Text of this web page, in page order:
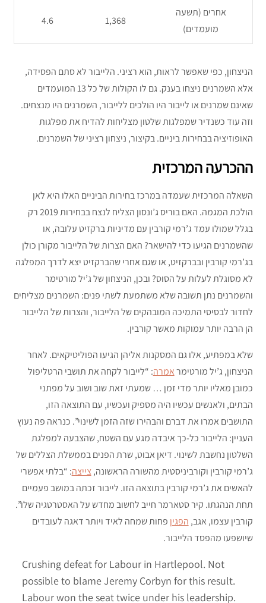
אחרים (תשעה
מועמדים)
1,368
4.6
הניצחון, כפי שאפשר לראות, הוא רציני. הלייבור לא סתם הפסידה,
אלא השמרנים ניצחו בענק. גם לו הקולות של כל 13 המועמדים
שאינם שמרנים או לייבור היו הולכים ללייבור, השמרנים היו מנצחים.
וזה עוד כשנדיר שמפלגות שלטון מצליחות להדיח את מפלגות
האופוזיציה בבחירות ביניים. בקיצור, ניצחון רציני של השמרנים.
ההכרעה המרכזית
השאלה המרכזית שעמדה במרכז בחירות הביניים האלו היא לאן
הולכת המגמה. האם בוריס ג’ונסון הצליח לנצח בבחירות 2019 רק
בגלל שמולו עמד ג’רמי קורבין עם מדיניות ברקזיט עלובה, או
שהשמרנים הגיעו כדי להישאר? האם הצרות של הלייבור מקורן כולן
בג’רמי קורבין ובברקזיט, או שגם אחרי שהברקזיט יצא לדרך המפלגה
לא מסוגלת לעלות על הסוס? ובכן, הניצחון של ג’יל מורטימר
והשמרנים נתן תשובה שלא משתמעת לשתי פנים: השמרנים מצליחים
לחדור לבסיסי התמיכה המובהקים של הלייבור, והצרות של הלייבור
הן הרבה יותר עמוקות מאשר קורבין.
שלא במפתיע, אלו גם המסקנות אליהן הגיעו הפוליטיקאים. לאחר
הניצחון, ג’יל מורטימראמרה: “לייבור לקחה את תושבי הרטליפול
כמובן מאליו יותר מדי זמן … שמעתי זאת שוב ושוב על מפתני
הבתים, ולאנשים עכשיו היה מספיק ועכשיו, עם התוצאה הזו,
התושבים אמרו את דברם והבהירו שזה הזמן לשינוי”. כנראה פה נעוץ
העניין: הלייבור כל-כך איבדה מגע עם השטח, שהצבעה למפלגת
השלטון נחשבת לשינוי. דיאן אבוט, שרת הפנים בממשלת הצללים של
ג’רמי קורבין וקורביניסטית מהשורה הראשונה,צייצה: “בלתי אפשרי
להאשים את ג’רמי קורבין בתוצאה הזו. לייבור זכתה במושב פעמיים
תחת הנהגתו. קיר סטארמר חייב לחשוב מחדש על האסטרטגיה שלו”.
קורבין עצמו, אגב, הפגין פחות שמחה לאיד ויותר דאגה לעובדים
שיושפעו מהפסד הלייבור.
Crushing defeat for Labour in Hartlepool. Not
possible to blame Jeremy Corbyn for this result.
Labour won the seat twice under his leadership.